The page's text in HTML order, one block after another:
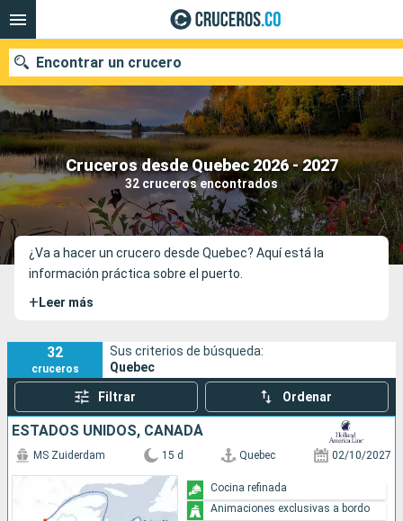
Cruceros desde Quebec 2026 - 2027
32 cruceros encontrados
Encontrar un crucero
Fecha de salida
Buscar
¿Va a hacer un crucero desde Quebec? Aquí está la
información práctica sobre el puerto.
+ Leer más
32
cruceros
Sus criterios de búsqueda:
Quebec
Filtrar Ordenar
ESTADOS UNIDOS, CANADÁ
MS Zuiderdam 15 d Quebec 02/10/2027
Cocina refinada
Animaciones exclusivas a bordo